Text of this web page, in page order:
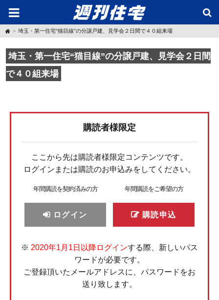
H
o
e
埼玉・第一住宅“猫目線”の分譲戸建、見学会２日間で４０組来場
埼玉・第一住宅“猫目線”の分譲戸建、見学会２日間
で４０組来場
購読者様限定
ここから先は購読者様限定コンテンツです。
ログインまたは購読のお申込みをしてください。
年間購読を契約済みの方
ログイン
年間購読をご希望の方
購読申込
※ 2020年1月1日以降ログインする際、新しいパス
ワードが必要です。
ご登録頂いたメールアドレスに、パスワードをお
送り致します。